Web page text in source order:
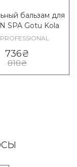
бальзам для
SPA Gotu Kola
Foot Balm
736₴
818₴